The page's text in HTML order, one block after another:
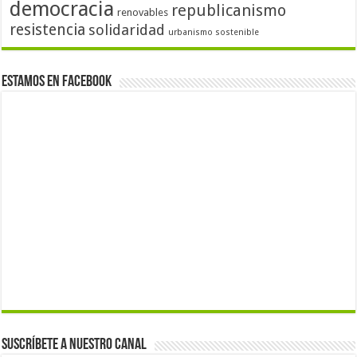
democracia renovables republicanismo
resistencia solidaridad urbanismo sostenible
Estamos en Facebook
Suscríbete a nuestro canal